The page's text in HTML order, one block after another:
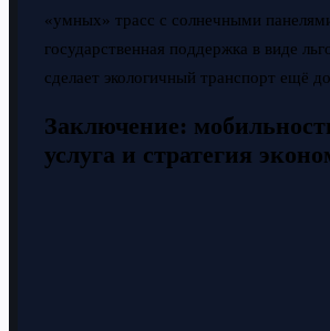
«умных» трасс с солнечными
государственная поддержка в виде
сделает экологичный транспорт ещё
Заключение:
услуга и стратегия